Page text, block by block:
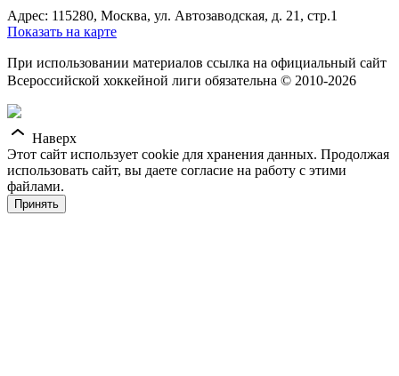
Адрес: 115280, Москва, ул. Автозаводская, д. 21, стр.1
Показать на карте
При использовании материалов ссылка на официальный сайт
Всероссийской хоккейной лиги обязательна © 2010-2026
Наверх
Этот сайт использует cookie для хранения данных. Продолжая
использовать сайт, вы даете согласие на работу с этими
файлами.
Принять